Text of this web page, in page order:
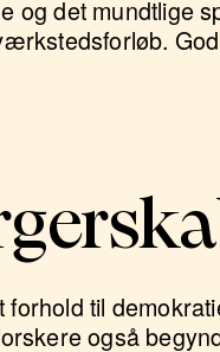
det mundtlige
til
også